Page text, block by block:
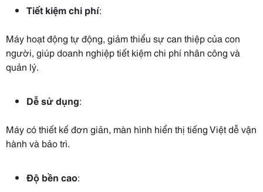
Tiết kiệm chi phí:
Máy hoạt động tự động, giảm thiểu sự can thiệp của con
người, giúp doanh nghiệp tiết kiệm chi phí nhân công và
quản lý.
Dễ sử dụng:
Máy có thiết kế đơn giản, màn hình hiển thị tiếng Việt dễ vận
hành và bảo trì.
Độ bền cao: